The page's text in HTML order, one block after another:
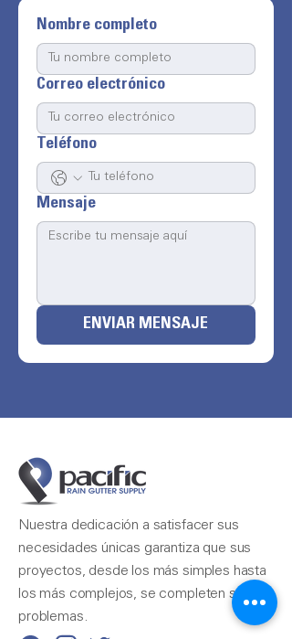
Nombre completo
Correo electrónico
Teléfono
Mensaje
ENVIAR MENSAJE
Nuestra dedicación a satisfacer sus
necesidades únicas garantiza que sus
proyectos, desde los más simples hasta
los más complejos, se completen sin
problemas.